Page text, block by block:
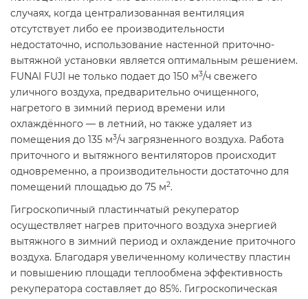
случаях, когда централизованная вентиляция
отсутствует либо ее производительности
недостаточно, использование настенной приточно-
вытяжной установки является оптимальным решением.
FUNAI FUJI не только подает до 150 м3/ч свежего
уличного воздуха, предварительно очищенного,
нагретого в зимний период времени или
охлаждённого — в летний, но также удаляет из
помещения до 135 м3/ч загрязненного воздуха. Работа
приточного и вытяжного вентиляторов происходит
одновременно, а производительности достаточно для
помещений площадью до 75 м2.
Гигроскопичный пластинчатый рекуператор
осуществляет нагрев приточного воздуха энергией
вытяжного в зимний период и охлаждение приточного
воздуха. Благодаря увеличенному количеству пластин
и повышению площади теплообмена эффективность
рекуператора составляет до 85%. Гигроскопическая